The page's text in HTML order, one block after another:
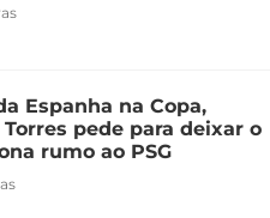
Espanha na Copa,
Torres pede para deixar o
rumo ao PSG